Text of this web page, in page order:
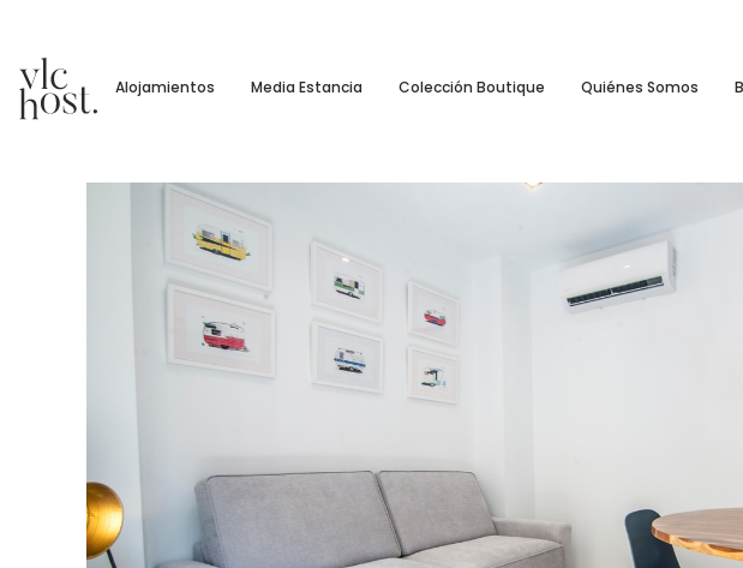
Alojamientos Media Estancia Colección Boutique Quiénes Somos